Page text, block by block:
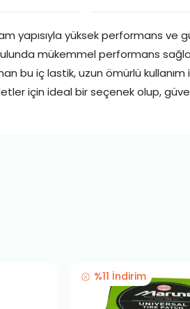
yapısıyla yüksek performans ve
mükemmel performans
bu iç lastik, uzun ömürlü kullanım
için ideal bir seçenek olup,
%11 İndirim